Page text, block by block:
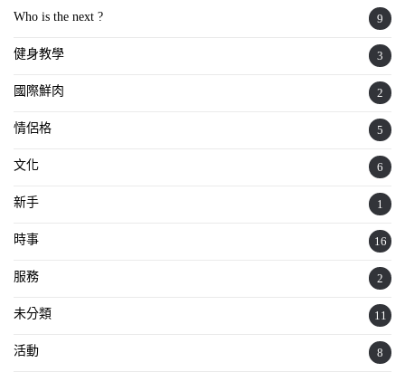
Who is the next ? 9
健身教學 3
國際鮮肉 2
情侶格 5
文化 6
新手 1
時事 16
服務 2
未分類 11
活動 8